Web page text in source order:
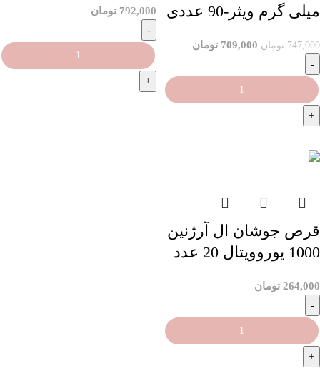
میلی گرم ویثر-90 عددی
747,000 تومان 709,000 تومان
792,000 تومان
قرص جوشان ال آرژنین
1000 یوروویتال 20 عدد
264,000 تومان